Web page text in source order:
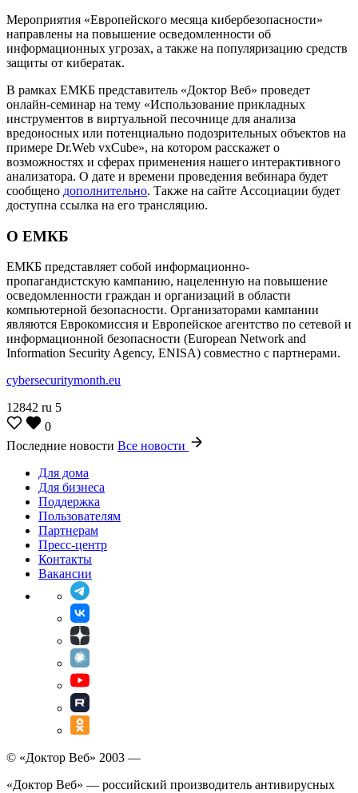
Мероприятия «Европейского месяца кибербезопасности»
направлены на повышение осведомленности об
информационных угрозах, а также на популяризацию средств
защиты от кибератак.
В рамках ЕМКБ представитель «Доктор Веб» проведет
онлайн-семинар на тему «Использование прикладных
инструментов в виртуальной песочнице для анализа
вредоносных или потенциально подозрительных объектов на
примере Dr.Web vxCube», на котором расскажет о
возможностях и сферах применения нашего интерактивного
анализатора. О дате и времени проведения вебинара будет
сообщено дополнительно. Также на сайте Ассоциации будет
доступна ссылка на его трансляцию.
О ЕМКБ
ЕМКБ представляет собой информационно-
пропагандистскую кампанию, нацеленную на повышение
осведомленности граждан и организаций в области
компьютерной безопасности. Организаторами кампании
являются Еврокомиссия и Европейское агентство по сетевой и
информационной безопасности (European Network and
Information Security Agency, ENISA) совместно с партнерами.
cybersecuritymonth.eu
12842 ru 5
0
Последние новости Все новости
Для дома
Для бизнеса
Поддержка
Пользователям
Партнерам
Пресс-центр
Контакты
Вакансии
© «Доктор Веб» 2003 —
«Доктор Веб» — российский производитель антивирусных